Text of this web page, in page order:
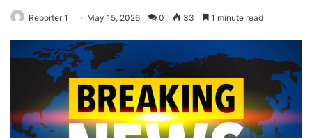
Reporter 1 May 15, 2026 0 33 1 minute read